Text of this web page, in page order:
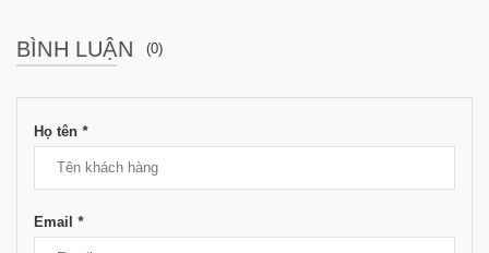
BÌNH LUẬN (0)
Họ tên *
Email *